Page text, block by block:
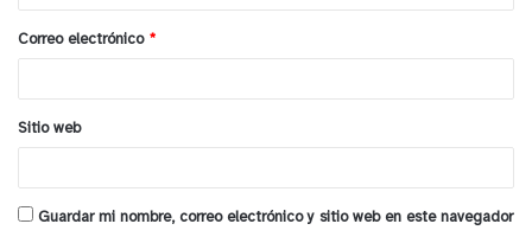
*
Correo electrónico *
Sitio web
Guardar mi nombre, correo electrónico y sitio web en este navegador